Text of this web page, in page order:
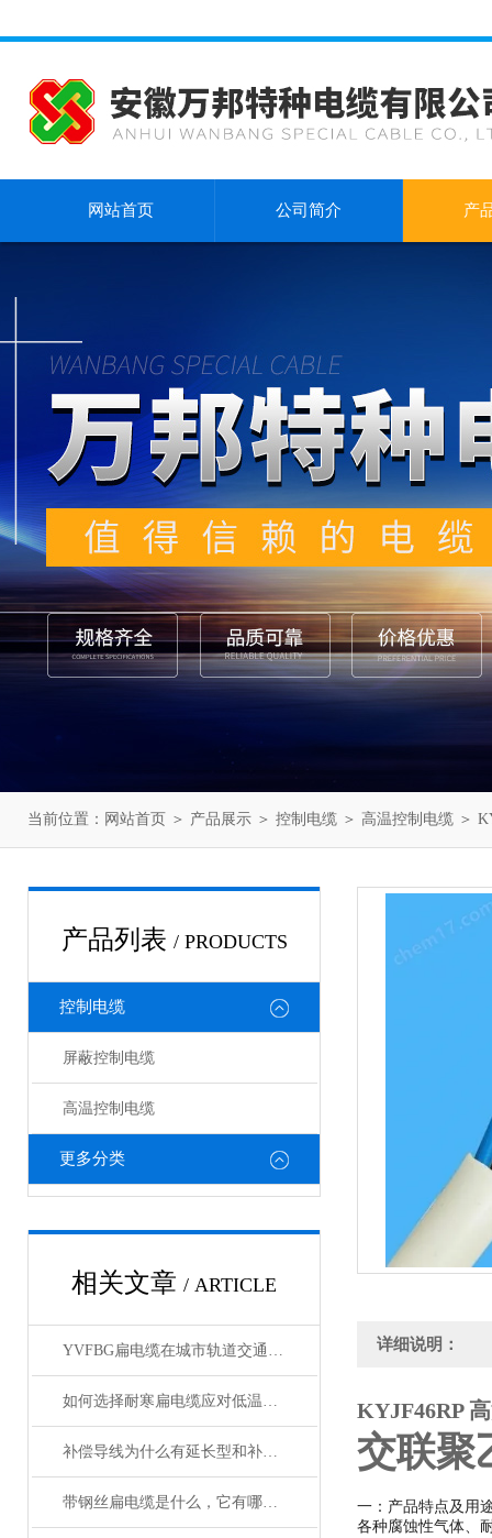
网站首页 公司简介 产
当前位置： 网站首页 ＞ 产品展示 ＞ 控制电缆 ＞ 高温控制电缆 ＞
产品列表 / PRODUCTS
控制电缆
屏蔽控制电缆
高温控制电缆
更多分类
相关文章 / ARTICLE
YVFBG扁电缆在城市轨道交通中的应用案例
如何选择耐寒扁电缆应对低温挑战
补偿导线为什么有延长型和补偿型两种？
带钢丝扁电缆是什么，它有哪些结构？
详细说明：
KYJF46RP
交联聚
一：产品特点及用
各种腐蚀性气体、